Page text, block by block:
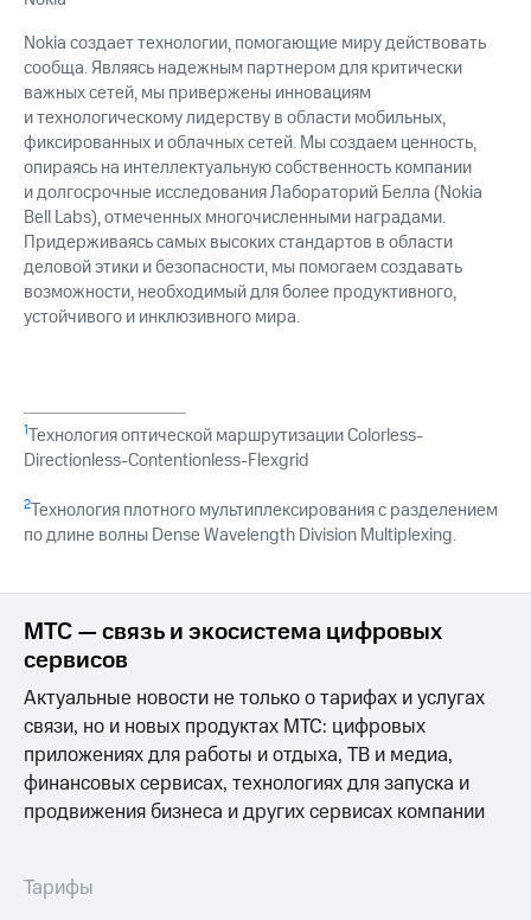
Nokia создает технологии, помогающие миру действовать
сообща. Являясь надежным партнером для критически
важных сетей, мы привержены инновациям
и технологическому лидерству в области мобильных,
фиксированных и облачных сетей. Мы создаем ценность,
опираясь на интеллектуальную собственность компании
и долгосрочные исследования Лабораторий Белла (Nokia
Bell Labs), отмеченных многочисленными наградами.
Придерживаясь самых высоких стандартов в области
деловой этики и безопасности, мы помогаем создавать
возможности, необходимый для более продуктивного,
устойчивого и инклюзивного мира.
1Технология оптической маршрутизации Colorless-
Directionless-Contentionless-Flexgrid
2Технология плотного мультиплексирования с разделением
по длине волны Dense Wavelength Division Multiplexing.
МТС — связь и экосистема цифровых
сервисов
Актуальные новости не только о тарифах и услугах
связи, но и новых продуктах МТС: цифровых
приложениях для работы и отдыха, ТВ и медиа,
финансовых сервисах, технологиях для запуска и
продвижения бизнеса и других сервисах компании
Тарифы